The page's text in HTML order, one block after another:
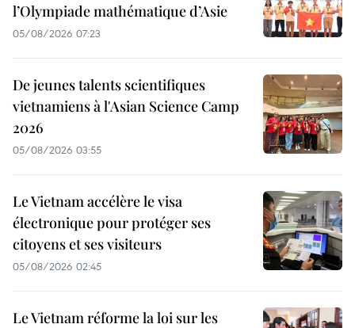
l’Olympiade mathématique d’Asie
05/08/2026 07:23
De jeunes talents scientifiques
vietnamiens à l'Asian Science Camp
2026
05/08/2026 03:55
Le Vietnam accélère le visa
électronique pour protéger ses
citoyens et ses visiteurs
05/08/2026 02:45
Le Vietnam réforme la loi sur les